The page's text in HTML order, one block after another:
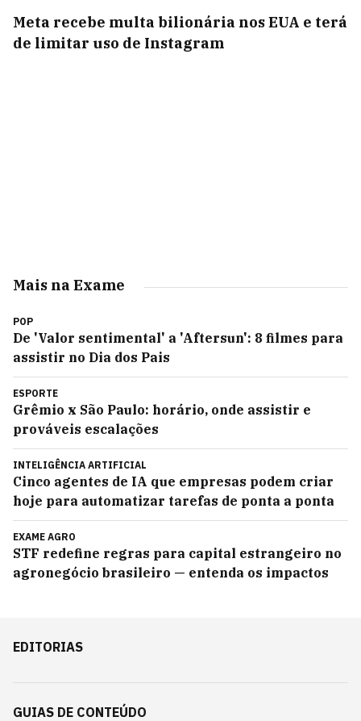
Meta recebe multa bilionária nos EUA e terá
de limitar uso de Instagram
Mais na Exame
POP
De 'Valor sentimental' a 'Aftersun': 8 filmes para
assistir no Dia dos Pais
ESPORTE
Grêmio x São Paulo: horário, onde assistir e
prováveis escalações
INTELIGÊNCIA ARTIFICIAL
Cinco agentes de IA que empresas podem criar
hoje para automatizar tarefas de ponta a ponta
EXAME AGRO
STF redefine regras para capital estrangeiro no
agronegócio brasileiro — entenda os impactos
EDITORIAS
GUIAS DE CONTEÚDO